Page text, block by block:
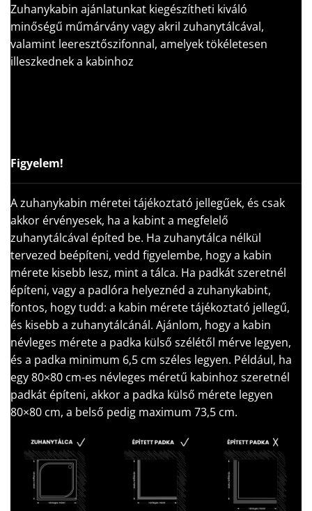
Zuhanykabin ajánlatunkat kiegészítheti kiváló
minőségű műmárvány vagy akril zuhanytálcával,
valamint leeresztőszifonnal, amelyek tökéletesen
illeszkednek a kabinhoz
Figyelem!
A zuhanykabin méretei tájékoztató jellegűek, és csak
akkor érvényesek, ha a kabint a megfelelő
zuhanytálcával építed be. Ha zuhanytálca nélkül
tervezed beépíteni, vedd figyelembe, hogy a kabin
mérete kisebb lesz, mint a tálca. Ha padkát szeretnél
építeni, vagy a padlóra helyeznéd a zuhanykabint,
fontos, hogy tudd: a kabin mérete tájékoztató jellegű,
és kisebb a zuhanytálcánál. Ajánlom, hogy a kabin
névleges mérete a padka külső szélétől mérve legyen,
és a padka minimum 6,5 cm széles legyen. Például, ha
egy 80×80 cm-es névleges méretű kabinhoz szeretnél
padkát építeni, akkor a padka külső mérete legyen
80×80 cm, a belső pedig maximum 73,5 cm.